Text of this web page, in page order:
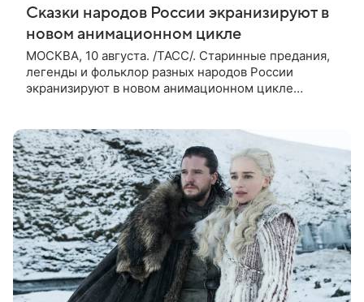
Сказки народов России экранизируют в
новом анимационном цикле
МОСКВА, 10 августа. /ТАСС/. Старинные предания,
легенды и фольклор разных народов России
экранизируют в новом анимационном цикле